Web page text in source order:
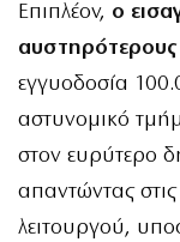
Επιπλέον, ο
αυστηρότερους
εγγυοδοσία
αστυνομικό
στον ευρύτερο
απαντώντας στις
λειτουργού,